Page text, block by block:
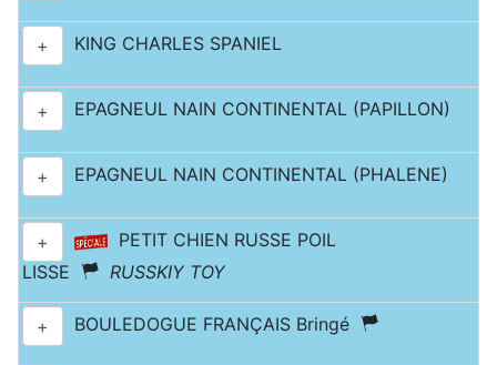
+ KING CHARLES SPANIEL
+ EPAGNEUL NAIN CONTINENTAL (PAPILLON)
+ EPAGNEUL NAIN CONTINENTAL (PHALENE)
+
PETIT CHIEN RUSSE POIL
LISSE
RUSSKIY TOY
+ BOULEDOGUE FRANÇAIS Bringé